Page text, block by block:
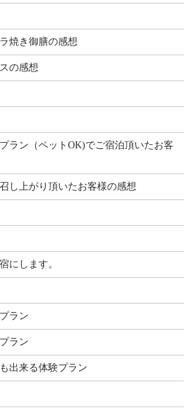
焼き御膳の感想
の感想
ラン（ペットOK)でご宿泊頂いたお客
し上がり頂いたお客様の感想
にします。
ラン
ラン
出来る体験プラン